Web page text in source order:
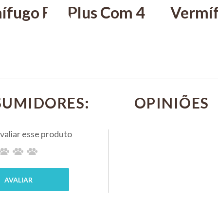
BaskenPlus Com 4
Para Cães
Kit Com 4
CHEMITEC